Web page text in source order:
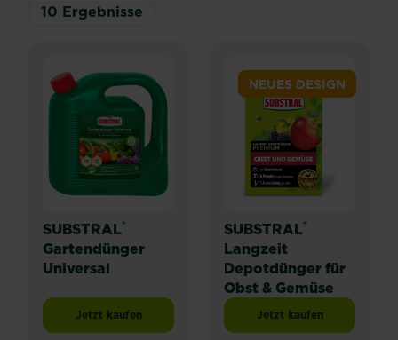
10 Ergebnisse
SUBSTRAL®
Gartendünger
Universal
Jetzt kaufenSUBSTRAL® Gartendünger Universal
SUBSTRAL®
Langzeit
Depotdünger für
Obst & Gemüse
Jetzt kaufenSUBSTRAL®
NEUES DESIGN